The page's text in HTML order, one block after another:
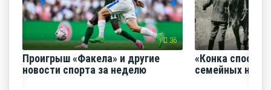
36
Проигрыш «Факела» и другие
новости спорта за неделю
«Конка
семейных